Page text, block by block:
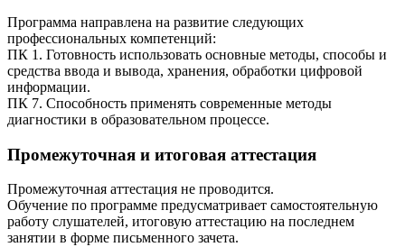
Программа направлена на развитие следующих
профессиональных компетенций:
ПК 1. Готовность использовать основные методы, способы и
средства ввода и вывода, хранения, обработки цифровой
информации.
ПК 7. Способность применять современные методы
диагностики в образовательном процессе.
Промежуточная и итоговая аттестация
Промежуточная аттестация не проводится.
Обучение по программе предусматривает самостоятельную
работу слушателей, итоговую аттестацию на последнем
занятии в форме письменного зачета.